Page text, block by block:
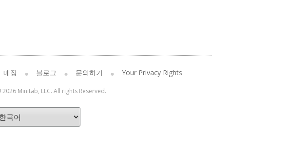
매장 블로그 문의하기 Your Privacy Rights
Minitab, LLC. All rights Reserved.